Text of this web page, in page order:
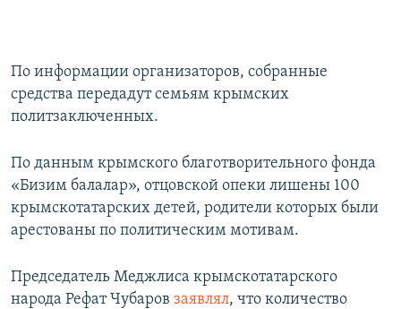
По информации организаторов, собранные
средства передадут семьям крымских
политзаключенных.
По данным крымского благотворительного фонда
«Бизим балалар», отцовской опеки лишены 100
крымскотатарских детей, родители которых были
арестованы по политическим мотивам.
Председатель Меджлиса крымскотатарского
народа Рефат Чубаров заявлял, что количество